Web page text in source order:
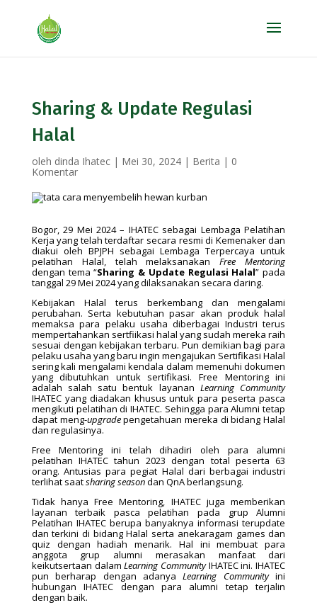
Sharing & Update Regulasi
Halal
oleh dinda Ihatec| Mei 30, 2024| Berita | 0
Komentar
Bogor, 29 Mei 2024 – IHATEC sebagai Lembaga Pelatihan
Kerja yang telah terdaftar secara resmi di Kemenaker dan
diakui oleh BPJPH sebagai Lembaga Terpercaya untuk
pelatihan Halal, telah melaksanakanFree Mentoring
dengan tema “Sharing & Update Regulasi Halal” pada
tanggal 29 Mei 2024 yang dilaksanakan secara daring.
Kebijakan Halal terus berkembang dan mengalami
perubahan. Serta kebutuhan pasar akan produk halal
memaksa para pelaku usaha diberbagai Industri terus
mempertahankan sertfiikasi halal yang sudah mereka raih
sesuai dengan kebijakan terbaru. Pun demikian bagi para
pelaku usaha yang baru ingin mengajukan Sertifikasi Halal
sering kali mengalami kendala dalam memenuhi dokumen
yang dibutuhkan untuk sertifikasi. Free Mentoring ini
adalah salah satu bentuk layanan Learning Community
IHATEC yang diadakan khusus untuk para peserta pasca
mengikuti pelatihan di IHATEC. Sehingga para Alumni tetap
dapat meng­-upgradepengetahuan mereka di bidang Halal
dan regulasinya.
Free Mentoring ini telah dihadiri oleh para alumni
pelatihan IHATEC tahun 2023 dengan total peserta 63
orang. Antusias para pegiat Halal dari berbagai industri
terlihat saatsharing seasondan QnA berlangsung.
Tidak hanya Free Mentoring, IHATEC juga memberikan
layanan terbaik pasca pelatihan pada grup Alumni
Pelatihan IHATEC berupa banyaknya informasi terupdate
dan terkini di bidang Halal serta anekaragam games dan
quiz dengan hadiah menarik. Hal ini membuat para
anggota grup alumni merasakan manfaat dari
keikutsertaan dalamLearning CommunityIHATEC ini. IHATEC
pun berharap dengan adanyaLearning Communityini
hubungan IHATEC dengan para alumni tetap terjalin
dengan baik.